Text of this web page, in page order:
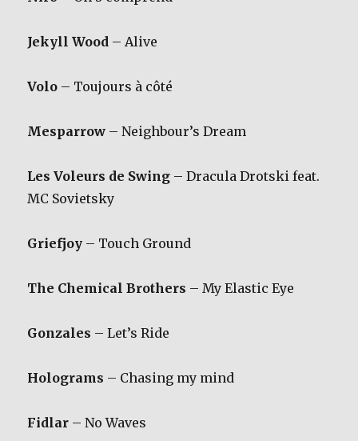
Jekyll Wood – Alive
Volo – Toujours à côté
Mesparrow – Neighbour’s Dream
Les Voleurs de Swing – Dracula Drotski feat.
MC Sovietsky
Griefjoy – Touch Ground
The Chemical Brothers – My Elastic Eye
Gonzales – Let’s Ride
Holograms – Chasing my mind
Fidlar – No Waves